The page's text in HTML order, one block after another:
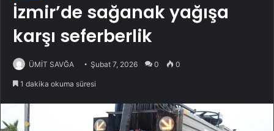
İzmir’de sağanak yağışa
karşı seferberlik
ÜMİT SAVĞA Şubat 7, 2026 0 0
1 dakika okuma süresi